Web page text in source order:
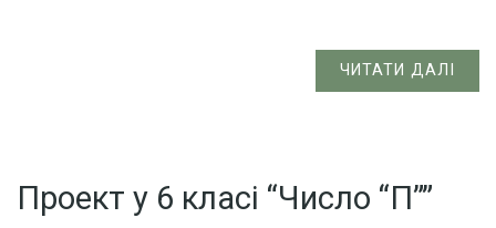
ЧИТАТИ ДАЛІ
Проект у 6 класі “Число “П””